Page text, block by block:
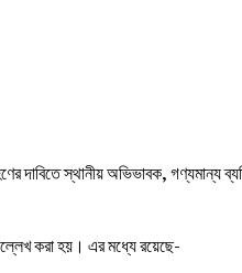
স্থানীয় অভিভাবক, গণ্যমান্য
করা হয়। এর মধ্যে রয়েছে-